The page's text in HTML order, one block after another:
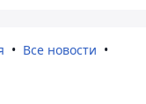
Все новости